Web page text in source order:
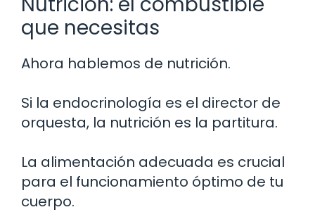
que necesitas
Ahora hablemos de nutrición.
Si la endocrinología es el director de
orquesta, la nutrición es la partitura.
La alimentación adecuada es crucial
para el funcionamiento óptimo de tu
cuerpo.